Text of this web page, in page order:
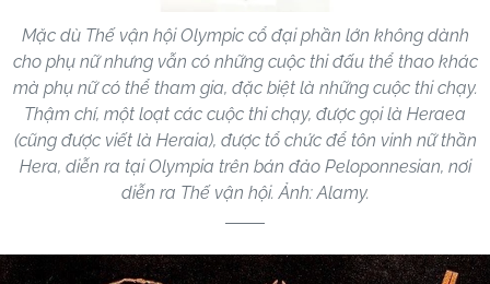
Mặc dù Thế vận hội Olympic cổ đại phần lớn không dành
cho phụ nữ nhưng vẫn có những cuộc thi đấu thể thao khác
mà phụ nữ có thể tham gia, đặc biệt là những cuộc thi chạy.
Thậm chí, một loạt các cuộc thi chạy, được gọi là Heraea
(cũng được viết là Heraia), được tổ chức để tôn vinh nữ thần
Hera, diễn ra tại Olympia trên bán đảo Peloponnesian, nơi
diễn ra Thế vận hội. Ảnh: Alamy.